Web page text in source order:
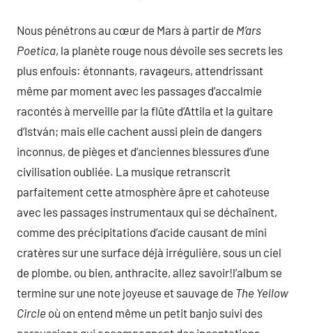
Nous pénétrons au cœur de Mars à partir de M’ars
Poetica, la planète rouge nous dévoile ses secrets les
plus enfouis: étonnants, ravageurs, attendrissant
même par moment avec les passages d’accalmie
racontés à merveille par la flûte d’Attila et la guitare
d’István; mais elle cachent aussi plein de dangers
inconnus, de pièges et d’anciennes blessures d’une
civilisation oubliée. La musique retranscrit
parfaitement cette atmosphère âpre et cahoteuse
avec les passages instrumentaux qui se déchaînent,
comme des précipitations d’acide causant de mini
cratères sur une surface déjà irrégulière, sous un ciel
de plombe, ou bien, anthracite, allez savoir!l’album se
termine sur une note joyeuse et sauvage de The Yellow
Circle où on entend même un petit banjo suivi des